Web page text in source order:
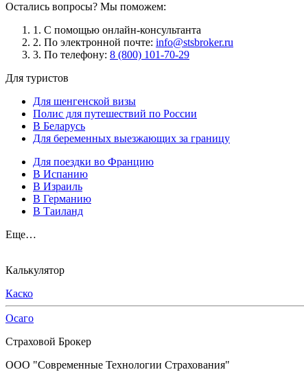
Остались вопросы? Мы поможем:
1. С помощью онлайн-консультанта
2. По электронной почте: info@stsbroker.ru
3. По телефону: 8 (800) 101-70-29
Для туристов
Для шенгенской визы
Полис для путешествий по России
В Беларусь
Для беременных выезжающих за границу
Для поездки во Францию
В Испанию
В Израиль
В Германию
В Таиланд
Еще…
Калькулятор
Каско
Осаго
Страховой Брокер
ООО "Современные Технологии Страхования"